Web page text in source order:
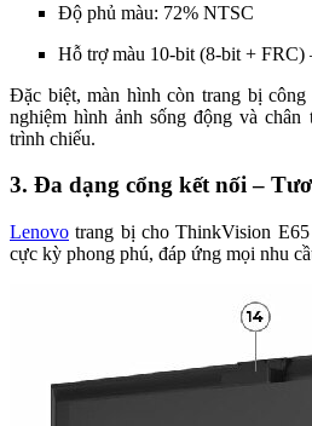
Độ phủ màu: 72% NTSC
Hỗ trợ màu 10-bit (8-bit + FRC)
Đặc biệt, màn hình còn trang bị
nghiệm hình ảnh sống động và
trình chiếu.
3. Đa dạng cổng kết nối –
Lenovo trang bị cho ThinkVision
cực kỳ phong phú, đáp ứng mọi nhu